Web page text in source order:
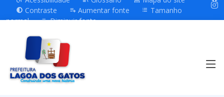
Contraste
Aumentar fonte
Tamanho
normal
Diminuir fonte